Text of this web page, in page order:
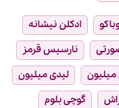
ادکلن نیشانه
نارسیس قرمز
میلیون
لیدی میلیون
گوچی بلوم